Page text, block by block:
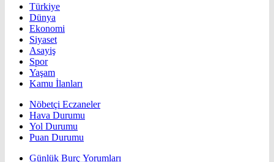
Türkiye
Dünya
Ekonomi
Siyaset
Asayiş
Spor
Yaşam
Kamu İlanları
Nöbetçi Eczaneler
Hava Durumu
Yol Durumu
Puan Durumu
Günlük Burç Yorumları